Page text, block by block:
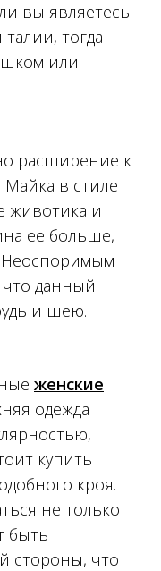
вы являетесь
тогда
или
расширение к
Майка в стиле
животика и
ее больше,
Неоспоримым
данный
и шею.
женские
одежда
купить
кроя.
не только
быть
стороны, что